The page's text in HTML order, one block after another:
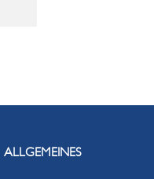
ALLGEMEINES